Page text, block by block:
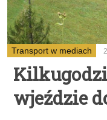
Transport w mediach
wjeździe